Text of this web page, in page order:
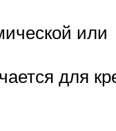
или
для